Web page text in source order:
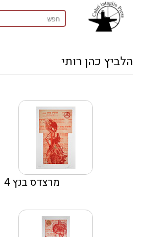
הלביץ כהן רותי
מרצדס בנץ 4